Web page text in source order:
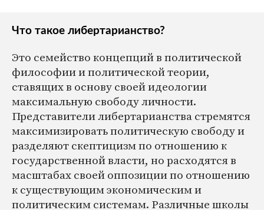
Что такое либертарианство?
Это семейство концепций в политической
философии и политической теории,
ставящих в основу своей идеологии
максимальную свободу личности.
Представители либертарианства стремятся
максимизировать политическую свободу и
разделяют скептицизм по отношению к
государственной власти, но расходятся в
масштабах своей оппозиции по отношению
к существующим экономическим и
политическим системам. Различные школы